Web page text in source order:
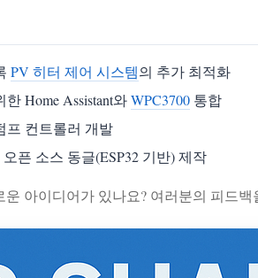
PV 히터 제어 시스템의 추가 최적화
Home Assistant와WPC3700 통합
프 컨트롤러 개발
픈 소스 동글(ESP32 기반) 제작
아이디어가 있나요? 여러분의 피드